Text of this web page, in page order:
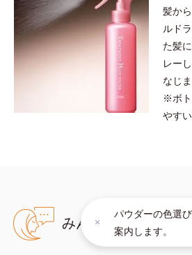
※アレルギーテスト済＝全ての方にアレル
ことではありません。
髪か
ルド
た髪
レー
なじ
※ボト
やす
みんなのクチコミ
パウダーの色選
案内します。